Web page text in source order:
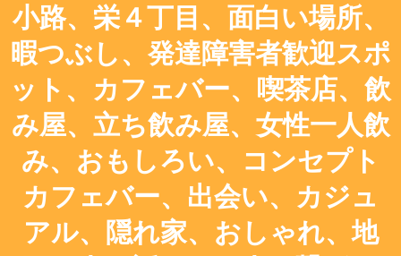
小路、栄４丁目、面白い場所、
暇つぶし、発達障害者歓迎スポ
ット、カフェバー、喫茶店、飲
み屋、立ち飲み屋、女性一人飲
み、おもしろい、コンセプト
カフェバー、出会い、カジュ
アル、隠れ家、おしゃれ、地